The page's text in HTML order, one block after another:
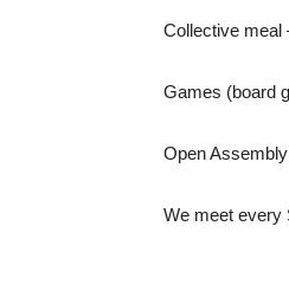
Collective meal
Games (board
Open
We meet every